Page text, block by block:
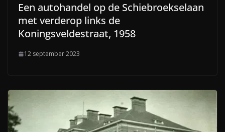
Een autohandel op de Schiebroekselaan
met verderop links de
Koningsveldestraat, 1958
12 september 2023